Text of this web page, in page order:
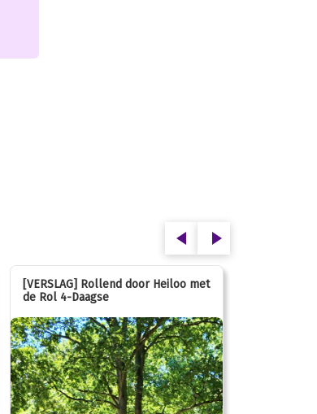
[VERSLAG] Rollend door Heiloo met
de Rol 4-Daagse